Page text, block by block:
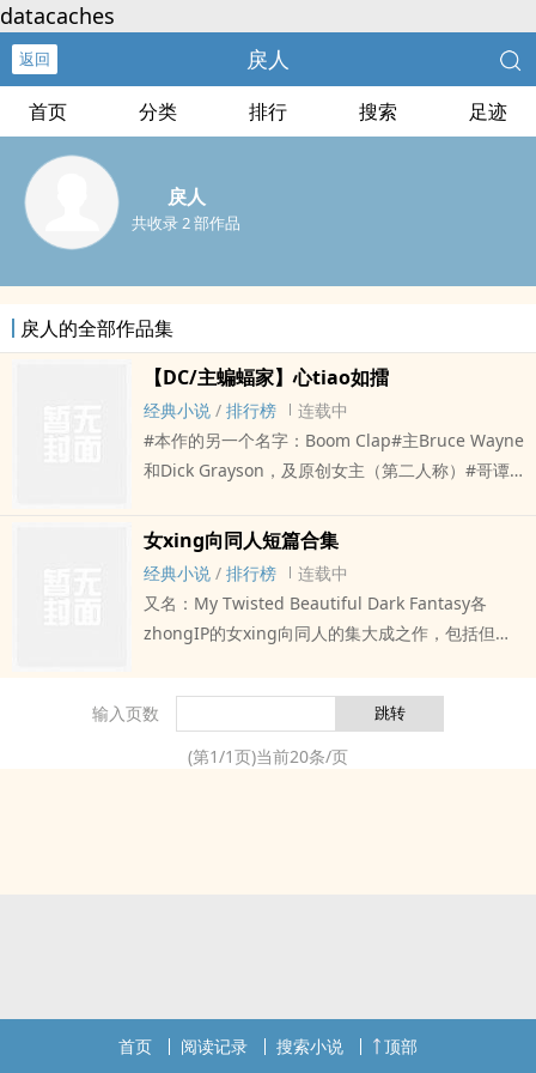
datacaches
返回 戾人
首页 分类 排行 搜索 足迹
戾人
共收录 2 部作品
戾人的全部作品集
【DC/主蝙蝠家】心tiao如擂
经典小说 / 排行榜
连载中
#本作的另一个名字：Boom Clap#主Bruce Wayne
和Dick Grayson，及原创女主（第二人称）#哥谭
学本科助教迪克#预警：在qing节和背景上与原作
故事线可以zuo到完全的分割，因此必然有OOC；
开放式关系；三人行；非传统xing两xing关系。#
如果太过惊异于作者的编造能力，请告诉自己这是
发生在第53个宇宙的故事
女xing向同人短篇合集
经典小说 / 排行榜
连载中
又名：My Twisted Beautiful Dark Fantasy各
zhongIP的女xing向同人的集大成之作，包括但不
奇妙冒险，365天，海贼王，英雄联盟，哈利波特，
异形，铁血战士，使命召唤，彩虹六号，惊声尖
叫，生化危机，黎明杀机，变形金刚，巫师……等。
输入页数
(第1/1页)当前20条/页
首页 阅读记录 搜索小说 顶部